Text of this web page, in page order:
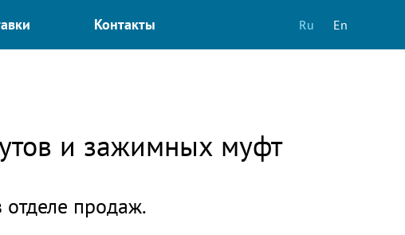
Ru En
Контакты
и зажимных муфт
отделе продаж.